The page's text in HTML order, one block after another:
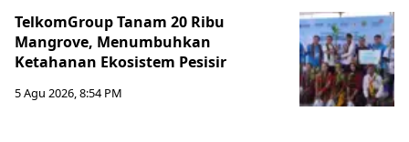
TelkomGroup Tanam 20 Ribu
Mangrove, Menumbuhkan
Ketahanan Ekosistem Pesisir
5 Agu 2026, 8:54 PM